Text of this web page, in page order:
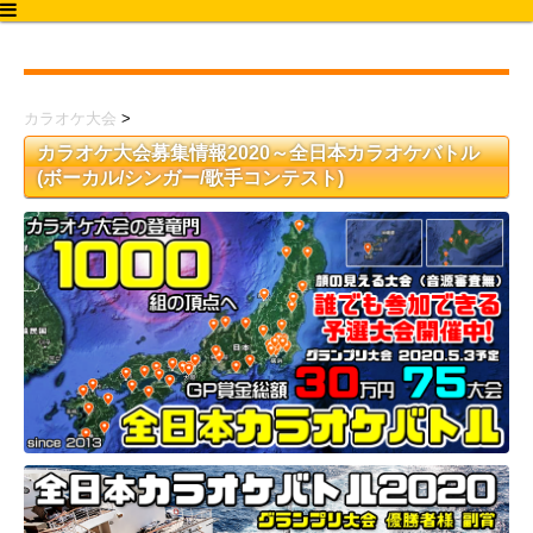
カラオケ大会 >
カラオケ大会募集情報2020～全日本カラオケバトル
(ボーカル/シンガー/歌手コンテスト)